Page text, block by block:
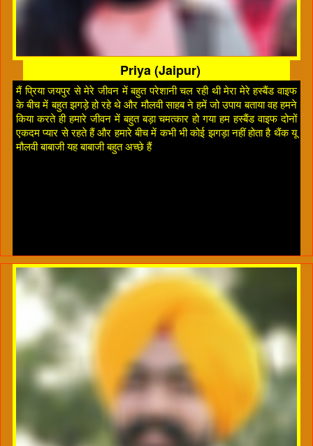
Priya (Jaipur)
मैं प्रिया जयपुर से मेरे जीवन में बहुत परेशानी चल रही थी मेरा मेरे हस्बैंड वाइफ
के बीच में बहुत झगड़े हो रहे थे और मौलवी साहब ने हमें जो उपाय बताया वह हमने
किया करते ही हमारे जीवन में बहुत बड़ा चमत्कार हो गया हम हस्बैंड वाइफ दोनों
एकदम प्यार से रहते हैं और हमारे बीच में कभी भी कोई झगड़ा नहीं होता है थैंक यू
मौलवी बाबाजी यह बाबाजी बहुत अच्छे हैं